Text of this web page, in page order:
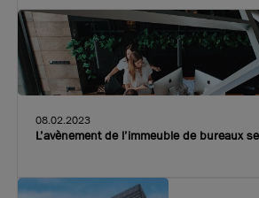
Photos (4 )
A louer - Bureaux au coeur de la
performances des entreprises en
des usages digitaux et en construisant
la pointe de la technologie. Devoteam a ouvert ses portes sur
les quais de Perrache.
08.02.2023
L’avènement de l’immeuble de bureaux